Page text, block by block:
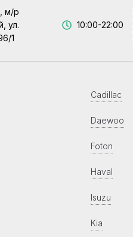
м/р
ул.
1
10:00-22:00
Cadillac
Daewoo
Foton
Haval
Isuzu
Kia